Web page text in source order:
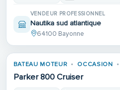
VENDEUR PROFESSIONNEL
Nautika sud atlantique
64100 Bayonne
BATEAU MOTEUR OCCASION
Parker 800 Cruiser